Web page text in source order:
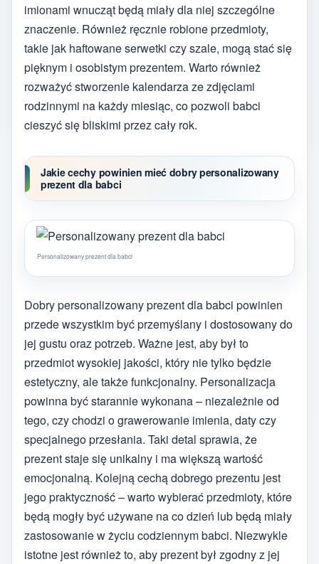
imionami wnucząt będą miały dla niej szczególne
znaczenie. Również ręcznie robione przedmioty,
takie jak haftowane serwetki czy szale, mogą stać się
pięknym i osobistym prezentem. Warto również
rozważyć stworzenie kalendarza ze zdjęciami
rodzinnymi na każdy miesiąc, co pozwoli babci
cieszyć się bliskimi przez cały rok.
Jakie cechy powinien mieć dobry personalizowany
prezent dla babci
Personalizowany prezent dla babci
Dobry personalizowany prezent dla babci powinien
przede wszystkim być przemyślany i dostosowany do
jej gustu oraz potrzeb. Ważne jest, aby był to
przedmiot wysokiej jakości, który nie tylko będzie
estetyczny, ale także funkcjonalny. Personalizacja
powinna być starannie wykonana – niezależnie od
tego, czy chodzi o grawerowanie imienia, daty czy
specjalnego przesłania. Taki detal sprawia, że
prezent staje się unikalny i ma większą wartość
emocjonalną. Kolejną cechą dobrego prezentu jest
jego praktyczność – warto wybierać przedmioty, które
będą mogły być używane na co dzień lub będą miały
zastosowanie w życiu codziennym babci. Niezwykle
istotne jest również to, aby prezent był zgodny z jej